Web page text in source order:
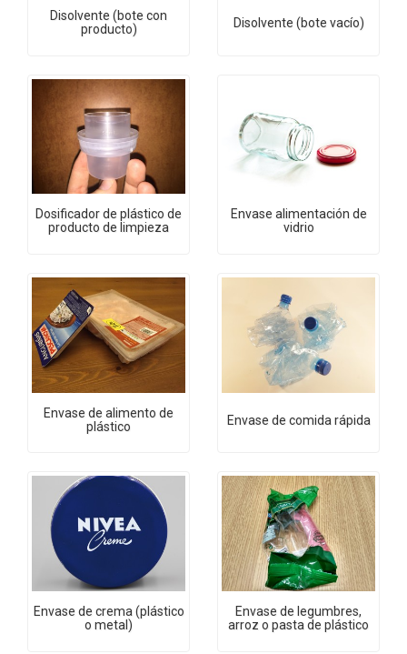
Disolvente (bote con
producto)
Disolvente (bote vacío)
Dosificador de plástico de
producto de limpieza
Envase alimentación de
vidrio
Envase de alimento de
plástico
Envase de comida rápida
Envase de crema (plástico
o metal)
Envase de legumbres,
arroz o pasta de plástico